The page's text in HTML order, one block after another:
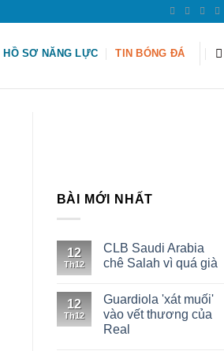
HỒ SƠ NĂNG LỰC TIN BÓNG ĐÁ
BÀI MỚI NHẤT
12
Th12
CLB Saudi Arabia
chê Salah vì quá già
12
Th12
Guardiola 'xát muối'
vào vết thương của
Real